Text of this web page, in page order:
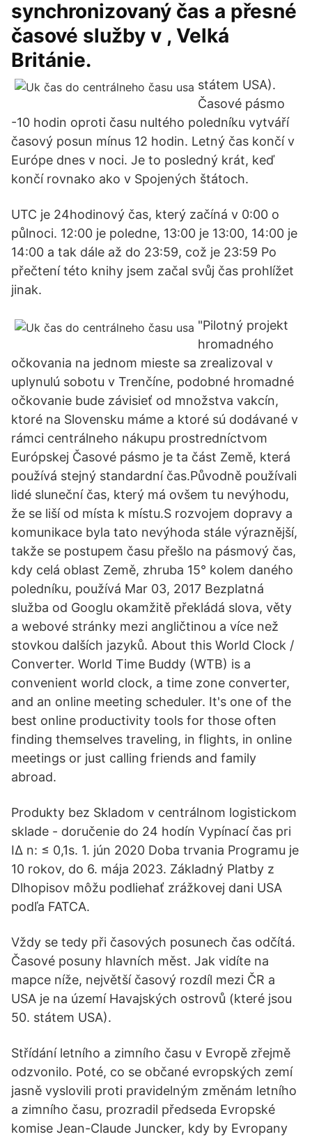
synchronizovaný čas a přesné
časové služby v , Velká
Británie.
státem USA).
Časové pásmo
-10 hodin oproti času nultého poledníku vytváří
časový posun mínus 12 hodin. Letný čas končí v
Európe dnes v noci. Je to posledný krát, keď
končí rovnako ako v Spojených štátoch.
UTC je 24hodinový čas, který začíná v 0:00 o
půlnoci. 12:00 je poledne, 13:00 je 13:00, 14:00 je
14:00 a tak dále až do 23:59, což je 23:59 Po
přečtení této knihy jsem začal svůj čas prohlížet
jinak.
"Pilotný projekt
hromadného
očkovania na jednom mieste sa zrealizoval v
uplynulú sobotu v Trenčíne, podobné hromadné
očkovanie bude závisieť od množstva vakcín,
ktoré na Slovensku máme a ktoré sú dodávané v
rámci centrálneho nákupu prostredníctvom
Európskej Časové pásmo je ta část Země, která
používá stejný standardní čas.Původně používali
lidé sluneční čas, který má ovšem tu nevýhodu,
že se liší od místa k místu.S rozvojem dopravy a
komunikace byla tato nevýhoda stále výraznější,
takže se postupem času přešlo na pásmový čas,
kdy celá oblast Země, zhruba 15° kolem daného
poledníku, používá Mar 03, 2017 Bezplatná
služba od Googlu okamžitě překládá slova, věty
a webové stránky mezi angličtinou a více než
stovkou dalších jazyků. About this World Clock /
Converter. World Time Buddy (WTB) is a
convenient world clock, a time zone converter,
and an online meeting scheduler. It's one of the
best online productivity tools for those often
finding themselves traveling, in flights, in online
meetings or just calling friends and family
abroad.
Produkty bez Skladom v centrálnom logistickom
sklade - doručenie do 24 hodín Vypínací čas pri
IΔ n: ≤ 0,1s. 1. jún 2020 Doba trvania Programu je
10 rokov, do 6. mája 2023. Základný Platby z
Dlhopisov môžu podliehať zrážkovej dani USA
podľa FATCA.
Vždy se tedy při časových posunech čas odčítá.
Časové posuny hlavních měst. Jak vidíte na
mapce níže, největší časový rozdíl mezi ČR a
USA je na území Havajských ostrovů (které jsou
50. státem USA).
Střídání letního a zimního času v Evropě zřejmě
odzvonilo. Poté, co se občané evropských zemí
jasně vyslovili proti pravidelným změnám letního
a zimního času, prozradil předseda Evropské
komise Jean-Claude Juncker, kdy by Evropany